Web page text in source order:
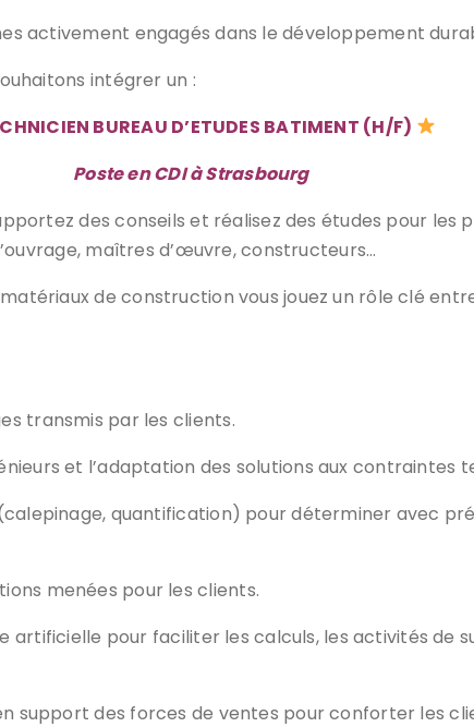
activement engagés dans le développement
intégrer un :
BUREAU D’ETUDES BATIMENT (H/F)
Poste en CDI à Strasbourg
des conseils et réalisez des études pour
maîtres d’œuvre, constructeurs…
de construction vous jouez un rôle clé
transmis par les clients.
et l’adaptation des solutions aux contraintes
quantification) pour déterminer avec
menées pour les clients.
artificielle pour faciliter les calculs, les activités de
support des forces de ventes pour conforter les